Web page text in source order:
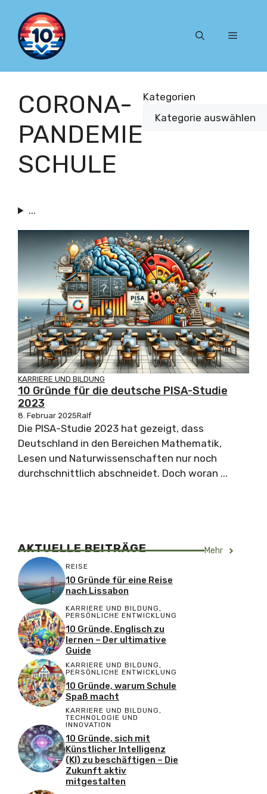
Inhalt
springen
Menü
CORONA-
PANDEMIE
SCHULE
Kategorien
...
KARRIERE UND BILDUNG
10 Gründe für die deutsche PISA-Studie
2023
8. Februar 2025Ralf
Die PISA-Studie 2023 hat gezeigt, dass
Deutschland in den Bereichen Mathematik,
Lesen und Naturwissenschaften nur noch
durchschnittlich abschneidet. Doch woran ...
AKTUELLE BEITRÄGE Mehr
REISE
10 Gründe für eine Reise
nach Lissabon
KARRIERE UND BILDUNG,
PERSÖNLICHE ENTWICKLUNG
10 Gründe, Englisch zu
lernen – Der ultimative
Guide
KARRIERE UND BILDUNG ,
PERSÖNLICHE ENTWICKLUNG
10 Gründe, warum Schule
Spaß macht
KARRIERE UND BILDUNG,
TECHNOLOGIE UND
INNOVATION
10 Gründe, sich mit
Künstlicher Intelligenz
(KI) zu beschäftigen – Die
Zukunft aktiv
mitgestalten